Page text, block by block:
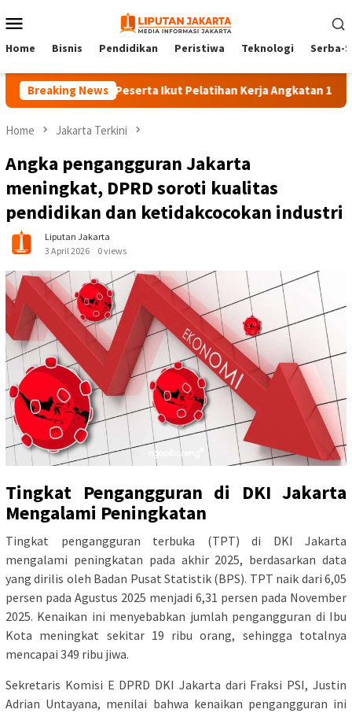
to
Menu
Home Bisnis Pendidikan Peristiwa Teknologi Serba-
Breaking News
140 Peserta Ikut Pelatihan Kerja Angkatan 1 di PPKD
Home Jakarta Terkini
Angka pengangguran Jakarta
meningkat, DPRD soroti kualitas
pendidikan dan ketidakcocokan industri
Liputan Jakarta
3 April 2026
0 views
Tingkat Pengangguran di DKI Jakarta
Mengalami Peningkatan
Tingkat pengangguran terbuka (TPT) di DKI Jakarta
mengalami peningkatan pada akhir 2025, berdasarkan data
yang dirilis oleh Badan Pusat Statistik (BPS). TPT naik dari 6,05
persen pada Agustus 2025 menjadi 6,31 persen pada November
2025. Kenaikan ini menyebabkan jumlah pengangguran di Ibu
Kota meningkat sekitar 19 ribu orang, sehingga totalnya
mencapai 349 ribu jiwa.
Sekretaris Komisi E DPRD DKI Jakarta dari Fraksi PSI, Justin
Adrian Untayana, menilai bahwa kenaikan pengangguran ini